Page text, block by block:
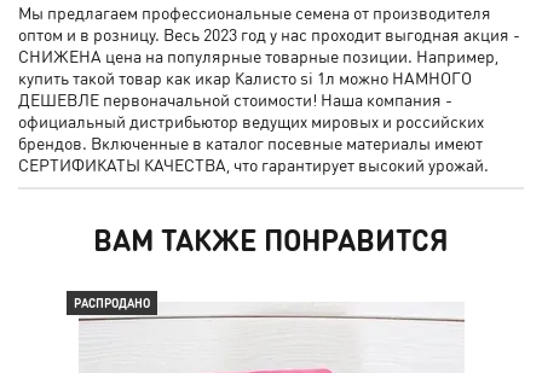
Мы предлагаем профессиональные семена от производителя
оптом и в розницу. Весь 2023 год у нас проходит выгодная акция -
СНИЖЕНА цена на популярные товарные позиции. Например,
купить такой товар как икар Калисто si 1л можно НАМНОГО
ДЕШЕВЛЕ первоначальной стоимости! Наша компания -
официальный дистрибьютор ведущих мировых и российских
брендов. Включенные в каталог посевные материалы имеют
СЕРТИФИКАТЫ КАЧЕСТВА, что гарантирует высокий урожай.
ВАМ ТАКЖЕ ПОНРАВИТСЯ
РАСПРОДАНО